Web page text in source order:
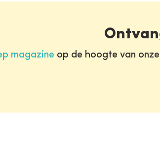
magazine op de hoogte van